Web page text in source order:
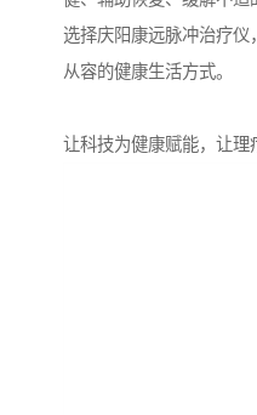
选择庆阳康远脉冲治疗仪
从容的健康生活方式。
让科技为健康赋能，让理